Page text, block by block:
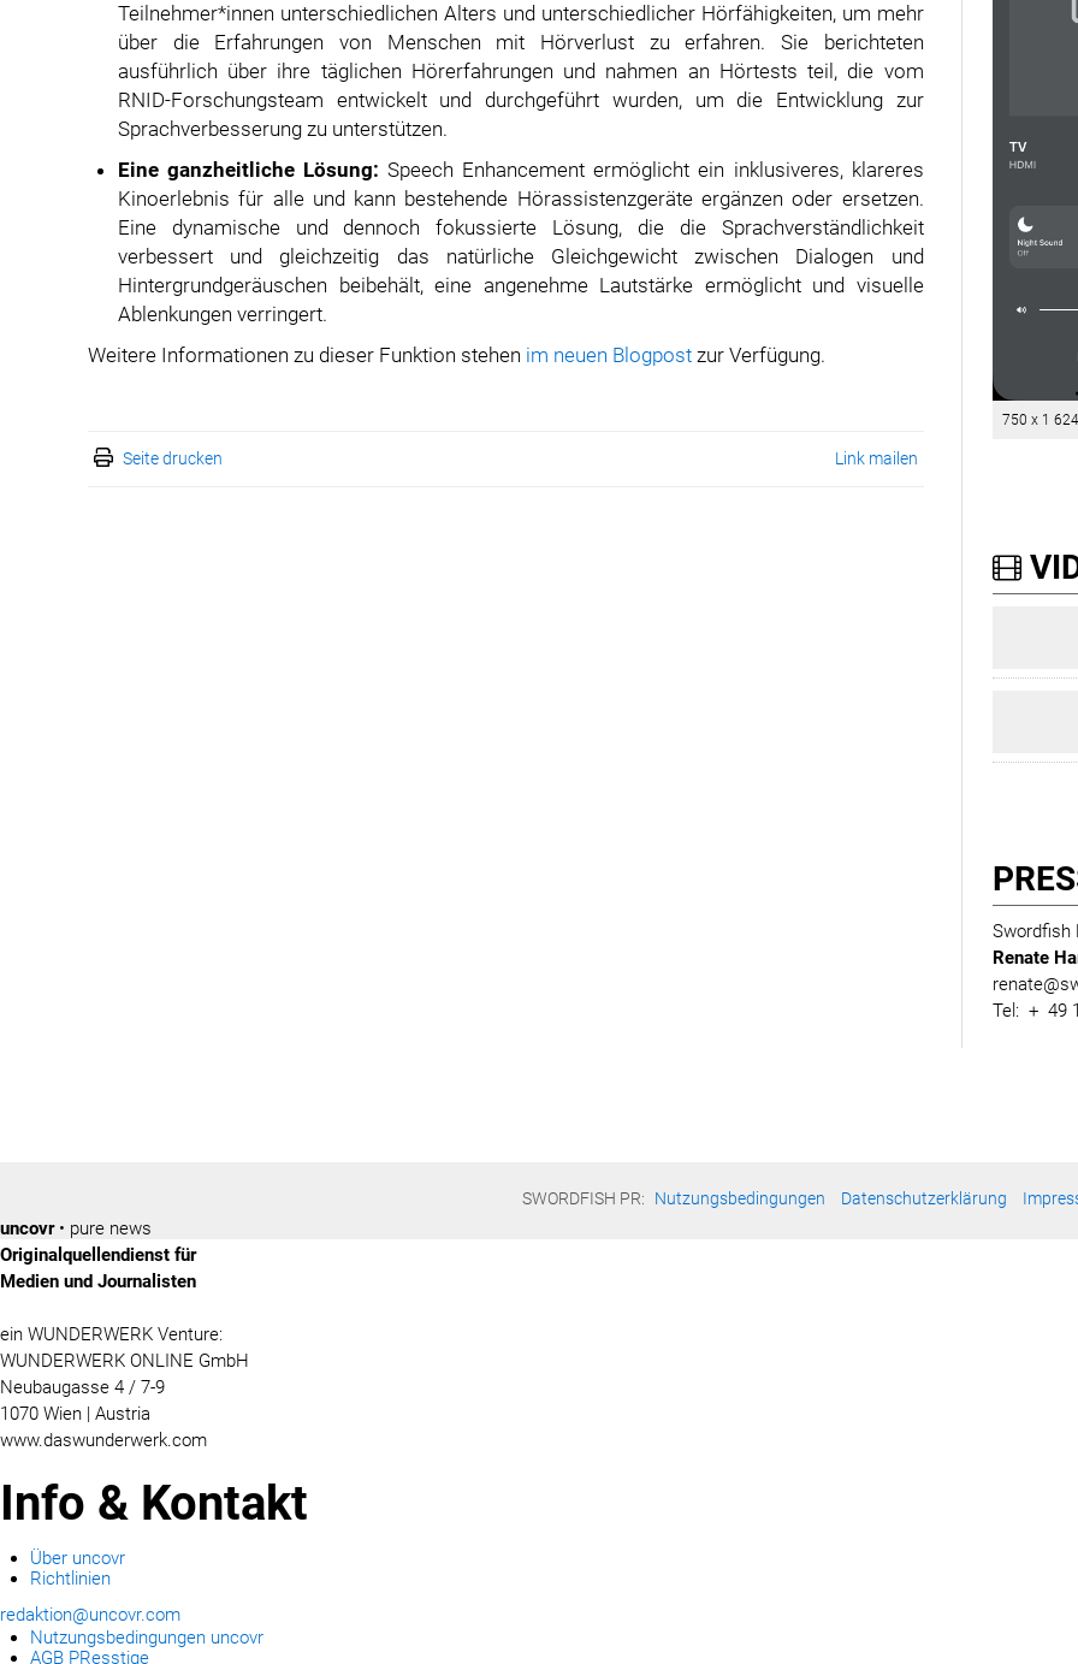
Teilnehmer*innen unterschiedlichen Alters und unterschiedlicher Hörfähigkeiten, um mehr
über die Erfahrungen von Menschen mit Hörverlust zu erfahren. Sie berichteten
ausführlich über ihre täglichen Hörerfahrungen und nahmen an Hörtests teil, die vom
RNID-Forschungsteam entwickelt und durchgeführt wurden, um die Entwicklung zur
Sprachverbesserung zu unterstützen.
Eine ganzheitliche Lösung:Speech Enhancement ermöglicht ein inklusiveres, klareres
Kinoerlebnis für alle und kann bestehende Hörassistenzgeräte ergänzen oder ersetzen.
Eine dynamische und dennoch fokussierte Lösung, die die Sprachverständlichkeit
verbessert und gleichzeitig das natürliche Gleichgewicht zwischen Dialogen und
Hintergrundgeräuschen beibehält, eine angenehme Lautstärke ermöglicht und visuelle
Ablenkungen verringert.
Weitere Informationen zu dieser Funktion stehen im neuen Blogpost zur Verfügung.
Seite drucken Link mailen
750 x 1 624
Swordfish
Renate
Tel: + 49
SWORDFISH PR: Nutzungsbedingungen Datenschutzerklärung
uncovr• pure news
Originalquellendienst für
Medien und Journalisten
ein WUNDERWERK Venture:
WUNDERWERK ONLINE GmbH
Neubaugasse 4 / 7-9
1070 Wien | Austria
www.daswunderwerk.com
Info & Kontakt
Über uncovr
Richtlinien
redaktion@uncovr.com
Nutzungsbedingungen uncovr
AGB PResstige